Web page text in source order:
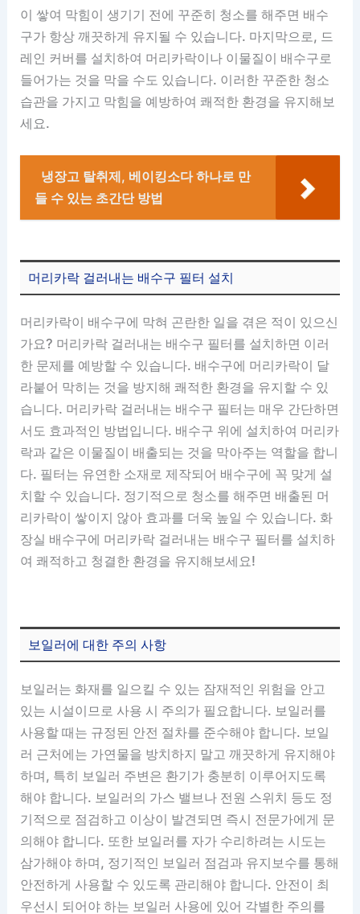
이 쌓여 막힘이 생기기 전에 꾸준히 청소를 해주면 배수
구가 항상 깨끗하게 유지될 수 있습니다. 마지막으로, 드
레인 커버를 설치하여 머리카락이나 이물질이 배수구로
들어가는 것을 막을 수도 있습니다. 이러한 꾸준한 청소
습관을 가지고 막힘을 예방하여 쾌적한 환경을 유지해보
세요.
냉장고 탈취제, 베이킹소다 하나로 만
들 수 있는 초간단 방법
머리카락 걸러내는 배수구 필터 설치
머리카락이 배수구에 막혀 곤란한 일을 겪은 적이 있으신
가요? 머리카락 걸러내는 배수구 필터를 설치하면 이러
한 문제를 예방할 수 있습니다. 배수구에 머리카락이 달
라붙어 막히는 것을 방지해 쾌적한 환경을 유지할 수 있
습니다. 머리카락 걸러내는 배수구 필터는 매우 간단하면
서도 효과적인 방법입니다. 배수구 위에 설치하여 머리카
락과 같은 이물질이 배출되는 것을 막아주는 역할을 합니
다. 필터는 유연한 소재로 제작되어 배수구에 꼭 맞게 설
치할 수 있습니다. 정기적으로 청소를 해주면 배출된 머
리카락이 쌓이지 않아 효과를 더욱 높일 수 있습니다. 화
장실 배수구에 머리카락 걸러내는 배수구 필터를 설치하
여 쾌적하고 청결한 환경을 유지해보세요!
보일러에 대한 주의 사항
보일러는 화재를 일으킬 수 있는 잠재적인 위험을 안고
있는 시설이므로 사용 시 주의가 필요합니다. 보일러를
사용할 때는 규정된 안전 절차를 준수해야 합니다. 보일
러 근처에는 가연물을 방치하지 말고 깨끗하게 유지해야
하며, 특히 보일러 주변은 환기가 충분히 이루어지도록
해야 합니다. 보일러의 가스 밸브나 전원 스위치 등도 정
기적으로 점검하고 이상이 발견되면 즉시 전문가에게 문
의해야 합니다. 또한 보일러를 자가 수리하려는 시도는
삼가해야 하며, 정기적인 보일러 점검과 유지보수를 통해
안전하게 사용할 수 있도록 관리해야 합니다. 안전이 최
우선시 되어야 하는 보일러 사용에 있어 각별한 주의를